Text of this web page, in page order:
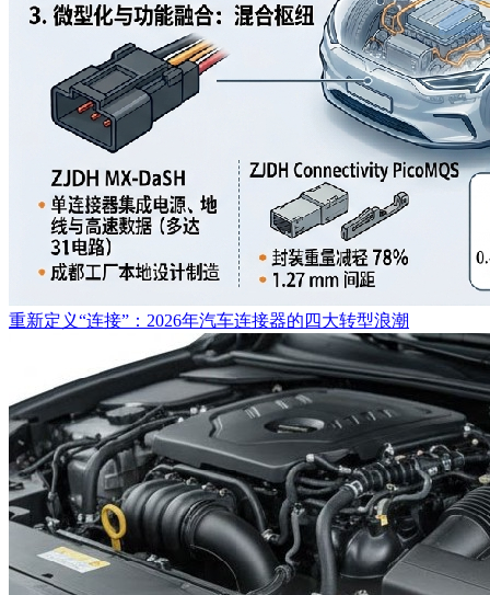
重新定义“连接”：2026年汽车连接器的四大转型浪潮